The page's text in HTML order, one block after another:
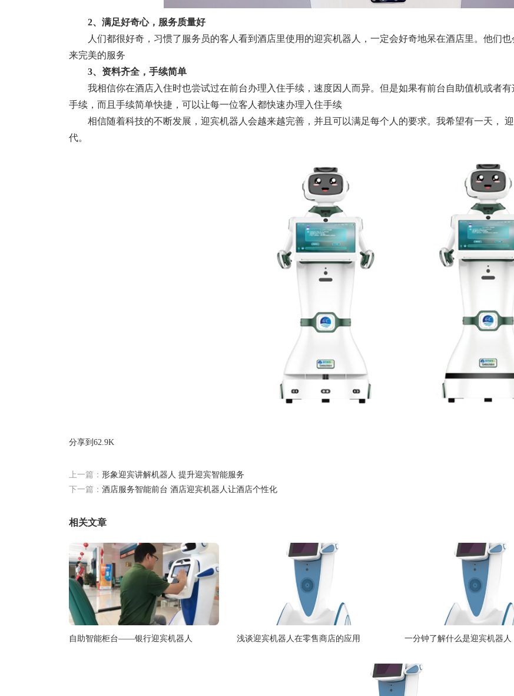
2、满足好奇心，服务质量好
人们都很好奇，习惯了服务员的客人看到酒店里使用的迎宾机器人，一定会好奇地呆在酒店里。他们
来完美的服务
3、资料齐全，手续简单
我相信你在酒店入住时也尝试过在前台办理入住手续，速度因人而异。但是如果有前台自助值机或者
手续，而且手续简单快捷，可以让每一位客人都快速办理入住手续
相信随着科技的不断发展，迎宾机器人会越来越完善，并且可以满足每个人的要求。我希望有一天，
代。
分享到 62.9K
上一篇： 形象迎宾讲解机器人 提升迎宾智能服务
下一篇： 酒店服务智能前台 酒店迎宾机器人让酒店个性化
相关文章
自助智能柜台——银行迎宾机器人 浅谈迎宾机器人在零售商店的应用 一分钟了解什么是迎宾机器人